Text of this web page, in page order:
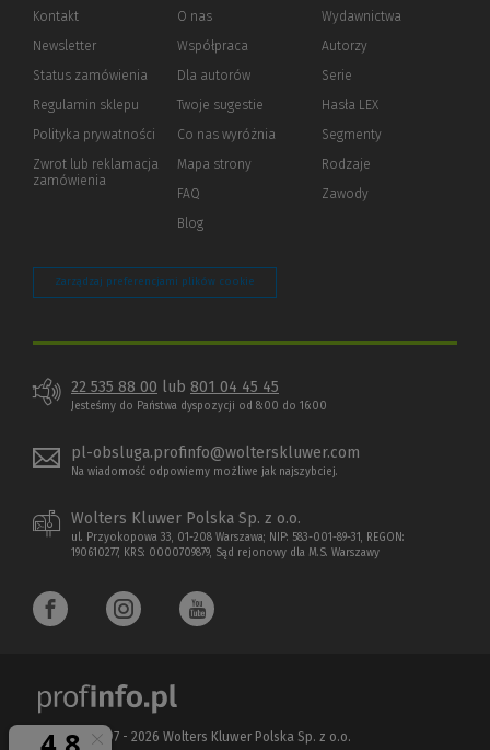
Kontakt
Newsletter
Status zamówienia
Regulamin sklepu
Polityka prywatności (Nowe
(Link
innej
Zwrot lub reklamacja
zamówienia
O nas
Współpraca
Dla autorów(Nowe
(Link
innej
Twoje sugestie
Co nas wyróżnia
Mapa strony
FAQ
Blog
Wydawnictwa
Autorzy
Serie
Hasła LEX
Segmenty
Rodzaje
Zawody
Zarządzaj preferencjami plików cookie
22 535 88 00 lub 801 04 45 45
Jesteśmy do Państwa dyspozycji od 8:00 do 16:00
pl-obsluga.profinfo@wolterskluwer.com
Na wiadomość odpowiemy możliwe jak najszybciej.
Wolters Kluwer Polska Sp. z o.o.
ul. Przyokopowa 33, 01-208 Warszawa; NIP: 583-001-89-31, REGON:
190610277, KRS: 0000709879, Sąd rejonowy dla M.S. Warszawy
Copyright 1997 - 2026 Wolters Kluwer Polska Sp. z o.o.